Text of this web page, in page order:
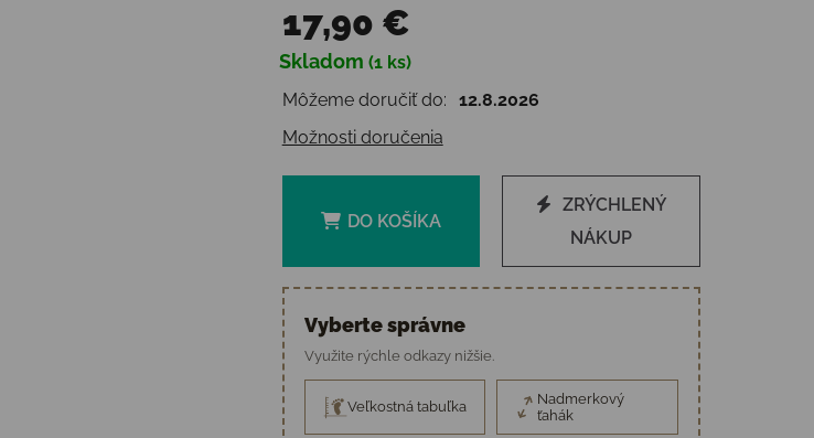
17,90 €
Jednotková cena:
Skladom (1 ks)
Môžeme doručiť do:
12.8.2026
Možnosti doručenia
DO KOŠÍKA
ZRÝCHLENÝ
NÁKUP
Vyberte správne
Využite rýchle odkazy nižšie.
Veľkostná tabuľka
Nadmerkový
ťahák